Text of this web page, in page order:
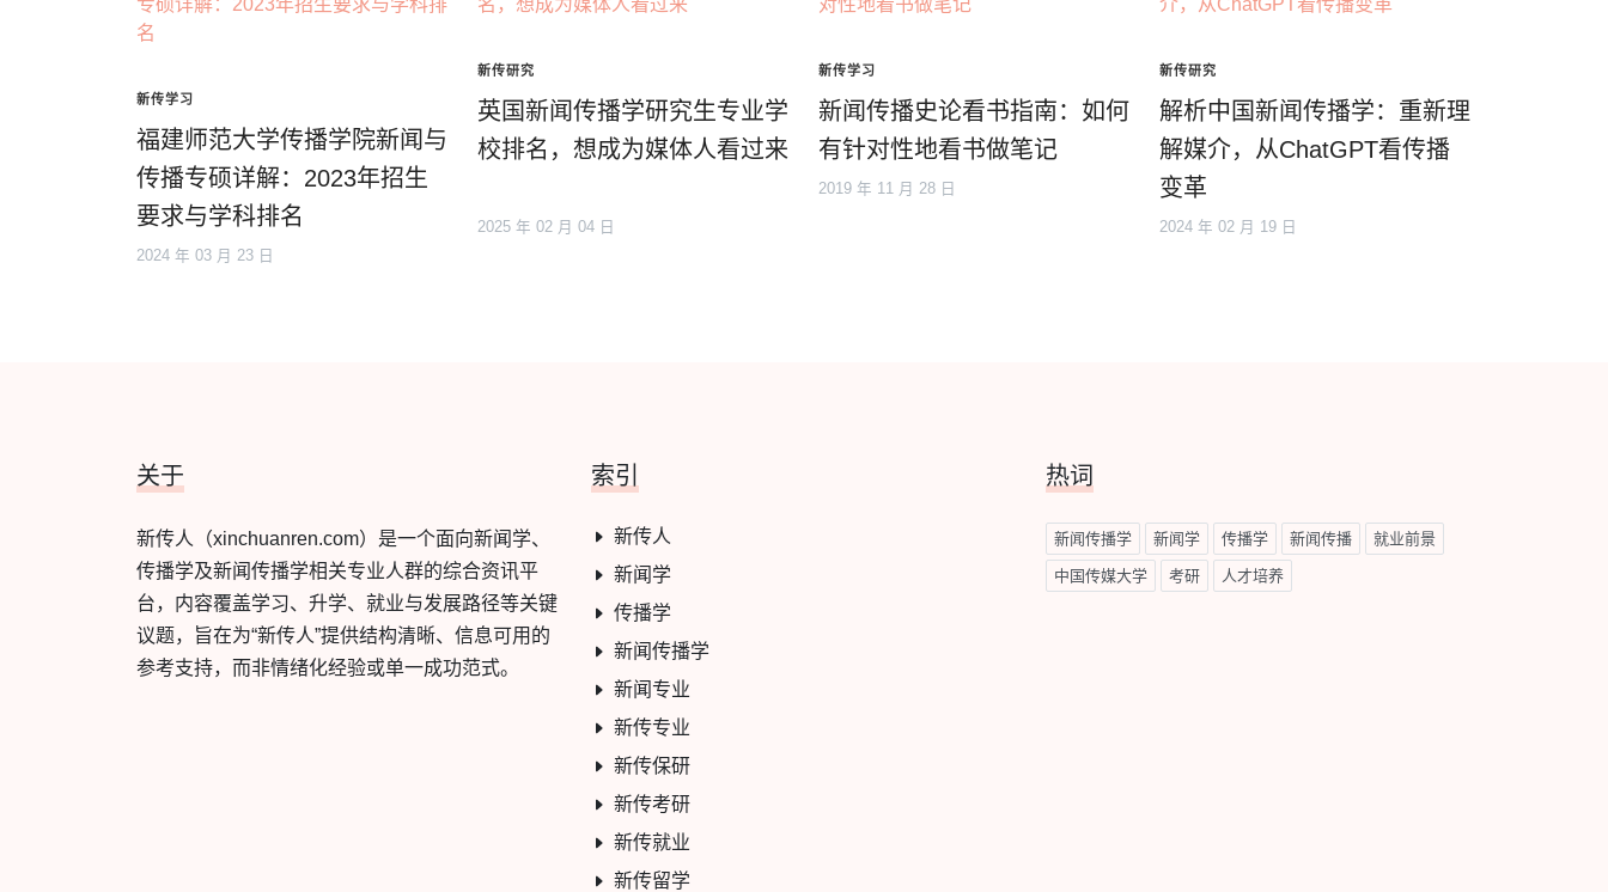
新传学习
福建师范大学传播学院新闻与
传播专硕详解：2023年招生
要求与学科排名
2024 年 03 月 23 日
新传研究
英国新闻传播学研究生专业学
校排名，想成为媒体人看过来
2025 年 02 月 04 日
新传学习
新闻传播史论看书指南：如何
有针对性地看书做笔记
2019 年 11 月 28 日
新传研究
解析中国新闻传播学：重新理
解媒介，从ChatGPT看传播
变革
2024 年 02 月 19 日
关于
新传人（xinchuanren.com）是一个面向新闻学、
传播学及新闻传播学相关专业人群的综合资讯平
台，内容覆盖学习、升学、就业与发展路径等关键
议题，旨在为“新传人”提供结构清晰、信息可用的
参考支持，而非情绪化经验或单一成功范式。
索引
新传人
新闻学
传播学
新闻传播学
新闻专业
新传专业
新传保研
新传考研
新传就业
新传留学
热词
新闻传播学 新闻学 传播学 新闻传播 就业前景
中国传媒大学 考研 人才培养